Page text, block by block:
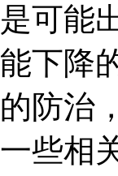
是可能
能下降
的防治
一些相